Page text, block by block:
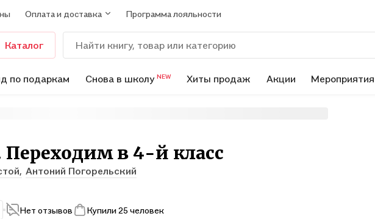
Оплата и доставка Программа лояльности
Каталог
по подаркам Снова в школу NEW Хиты продаж Акции Мероприятия
в 4-й класс
Антоний Погорельский
Нет отзывов Купили 25 человек